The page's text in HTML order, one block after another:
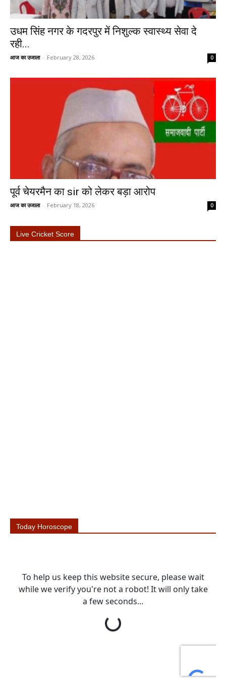
उधम सिंह नगर के गदरपुर में निशुल्क स्वास्थ्य सेवा दे
रही...
आज का उजाला - February 28, 2026 0
पूर्व चेयरमैन का sir को लेकर बड़ा आरोप
आज का उजाला - February 18, 2026 0
Live Cricket Score
Today Horoscope